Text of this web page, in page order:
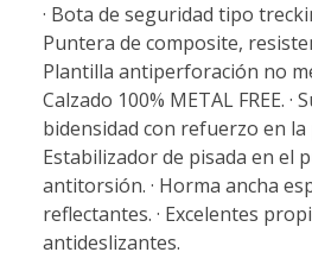
· Bota de seguridad tipo
Puntera de composite,
Plantilla antiperforación no
Calzado 100% METAL FREE.
bidensidad con refuerzo en la
Estabilizador de pisada en el
antitorsión. · Horma ancha
reflectantes. · Excelentes
antideslizantes.